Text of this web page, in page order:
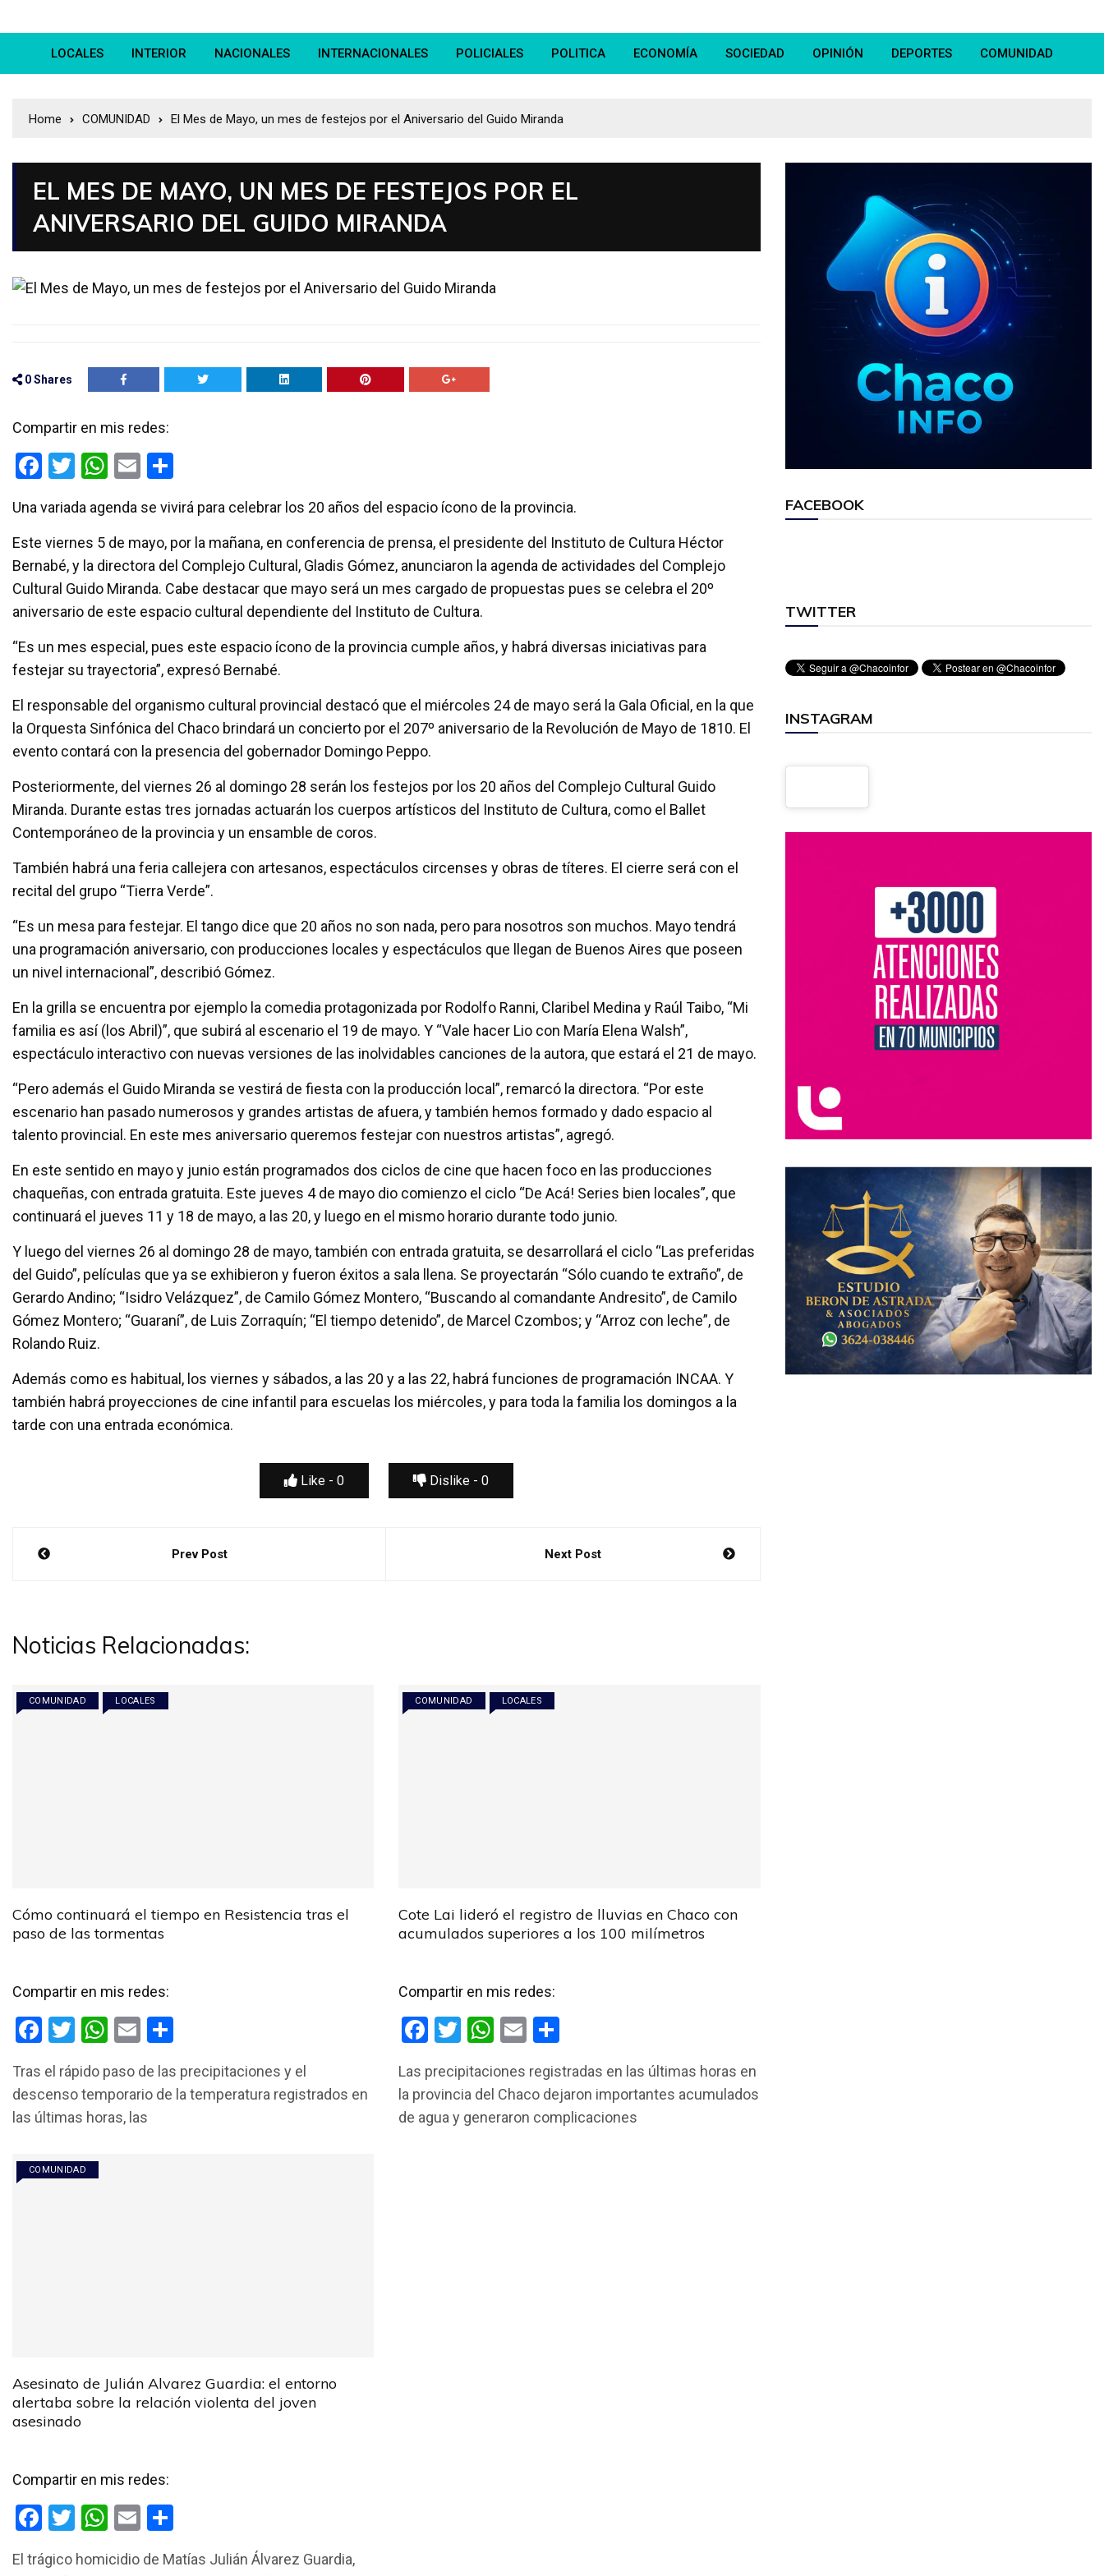
LOCALES INTERIOR NACIONALES INTERNACIONALES POLICIALES POLITICA ECONOMÍA SOCIEDAD OPINIÓN DEPORTES COMUNIDAD
Home COMUNIDAD El Mes de Mayo, un mes de festejos por el Aniversario del Guido Miranda
EL MES DE MAYO, UN MES DE FESTEJOS POR EL
ANIVERSARIO DEL GUIDO MIRANDA
0Shares
Compartir en mis redes:
F
ce
b
o
o
k
T
tt
er
W
at
s
A
p
p
E
ail m
p
ar
tir
Una variada agenda se vivirá para celebrar los 20 años del espacio ícono de la provincia.
Este viernes 5 de mayo, por la mañana, en conferencia de prensa, el presidente del Instituto de Cultura Héctor
Bernabé, y la directora del Complejo Cultural, Gladis Gómez, anunciaron la agenda de actividades del Complejo
Cultural Guido Miranda. Cabe destacar que mayo será un mes cargado de propuestas pues se celebra el 20º
aniversario de este espacio cultural dependiente del Instituto de Cultura.
“Es un mes especial, pues este espacio ícono de la provincia cumple años, y habrá diversas iniciativas para
festejar su trayectoria”, expresó Bernabé.
El responsable del organismo cultural provincial destacó que el miércoles 24 de mayo será la Gala Oficial, en la que
la Orquesta Sinfónica del Chaco brindará un concierto por el 207º aniversario de la Revolución de Mayo de 1810. El
evento contará con la presencia del gobernador Domingo Peppo.
Posteriormente, del viernes 26 al domingo 28 serán los festejos por los 20 años del Complejo Cultural Guido
Miranda. Durante estas tres jornadas actuarán los cuerpos artísticos del Instituto de Cultura, como el Ballet
Contemporáneo de la provincia y un ensamble de coros.
También habrá una feria callejera con artesanos, espectáculos circenses y obras de títeres. El cierre será con el
recital del grupo “Tierra Verde”.
“Es un mesa para festejar. El tango dice que 20 años no son nada, pero para nosotros son muchos. Mayo tendrá
una programación aniversario, con producciones locales y espectáculos que llegan de Buenos Aires que poseen
un nivel internacional”, describió Gómez.
En la grilla se encuentra por ejemplo la comedia protagonizada por Rodolfo Ranni, Claribel Medina y Raúl Taibo, “Mi
familia es así (los Abril)”, que subirá al escenario el 19 de mayo. Y “Vale hacer Lio con María Elena Walsh”,
espectáculo interactivo con nuevas versiones de las inolvidables canciones de la autora, que estará el 21 de mayo.
“Pero además el Guido Miranda se vestirá de fiesta con la producción local”, remarcó la directora. “Por este
escenario han pasado numerosos y grandes artistas de afuera, y también hemos formado y dado espacio al
talento provincial. En este mes aniversario queremos festejar con nuestros artistas”, agregó.
En este sentido en mayo y junio están programados dos ciclos de cine que hacen foco en las producciones
chaqueñas, con entrada gratuita. Este jueves 4 de mayo dio comienzo el ciclo “De Acá! Series bien locales”, que
continuará el jueves 11 y 18 de mayo, a las 20, y luego en el mismo horario durante todo junio.
Y luego del viernes 26 al domingo 28 de mayo, también con entrada gratuita, se desarrollará el ciclo “Las preferidas
del Guido”, películas que ya se exhibieron y fueron éxitos a sala llena. Se proyectarán “Sólo cuando te extraño”, de
Gerardo Andino; “Isidro Velázquez”, de Camilo Gómez Montero, “Buscando al comandante Andresito”, de Camilo
Gómez Montero; “Guaraní”, de Luis Zorraquín; “El tiempo detenido”, de Marcel Czombos; y “Arroz con leche”, de
Rolando Ruiz.
Además como es habitual, los viernes y sábados, a las 20 y a las 22, habrá funciones de programación INCAA. Y
también habrá proyecciones de cine infantil para escuelas los miércoles, y para toda la familia los domingos a la
tarde con una entrada económica.
Like - 0 Dislike - 0
Navegación
Prev Post Next Post
Noticias Relacionadas:
COMUNIDAD LOCALES
Cómo continuará el tiempo en Resistencia tras el
paso de las tormentas
Compartir en mis redes:
F
ce
b
o
k
T
tt
er
W
at
s
A
E
ail m
p
Tras el rápido paso de las precipitaciones y el
descenso temporario de la temperatura registrados en
las últimas horas, las
COMUNIDAD LOCALES
Cote Lai lideró el registro de lluvias en Chaco con
acumulados superiores a los 100 milímetros
Compartir en mis redes:
F
ce
b
o
T
tt
er
W
at
s
E
ail m
p
ar
Las precipitaciones registradas en las últimas horas en
la provincia del Chaco dejaron importantes acumulados
de agua y generaron complicaciones
COMUNIDAD
Asesinato de Julián Alvarez Guardia: el entorno
alertaba sobre la relación violenta del joven
asesinado
Compartir en mis redes:
F
T
W E
El trágico homicidio de Matías Julián Álvarez Guardia,
FACEBOOK
TWITTER
INSTAGRAM